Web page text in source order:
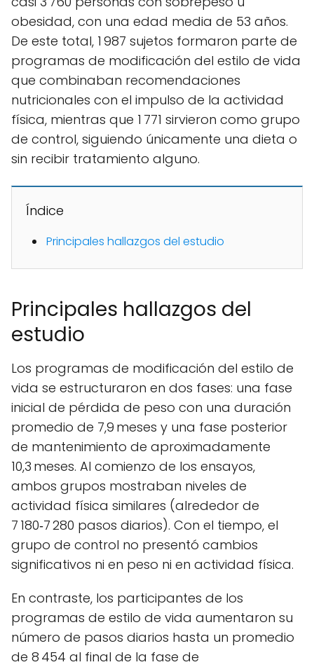
obesidad, con una edad media de 53 años.
De este total, 1 987 sujetos formaron parte de
programas de modificación del estilo de vida
que combinaban recomendaciones
nutricionales con el impulso de la actividad
física, mientras que 1 771 sirvieron como grupo
de control, siguiendo únicamente una dieta o
sin recibir tratamiento alguno.
Índice
Principales hallazgos del estudio
Principales hallazgos del
estudio
Los programas de modificación del estilo de
vida se estructuraron en dos fases: una fase
inicial de pérdida de peso con una duración
promedio de 7,9 meses y una fase posterior
de mantenimiento de aproximadamente
10,3 meses. Al comienzo de los ensayos,
ambos grupos mostraban niveles de
actividad física similares (alrededor de
7 180‑7 280 pasos diarios). Con el tiempo, el
grupo de control no presentó cambios
significativos ni en peso ni en actividad física.
En contraste, los participantes de los
programas de estilo de vida aumentaron su
número de pasos diarios hasta un promedio
de 8 454 al final de la fase de